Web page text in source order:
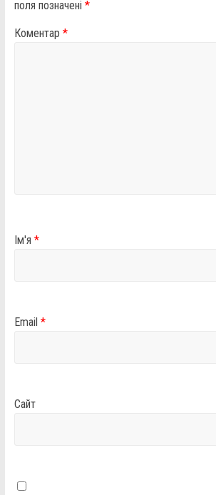
поля позначені *
Коментар *
Ім'я *
Email *
Сайт